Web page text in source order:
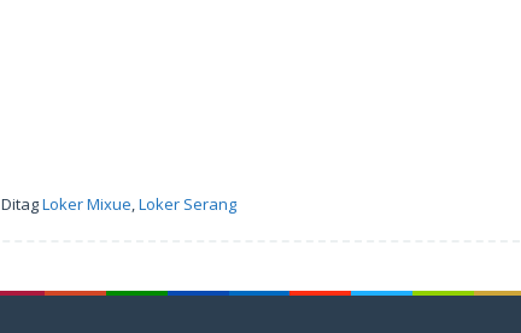
DitagLoker Mixue,Loker Serang